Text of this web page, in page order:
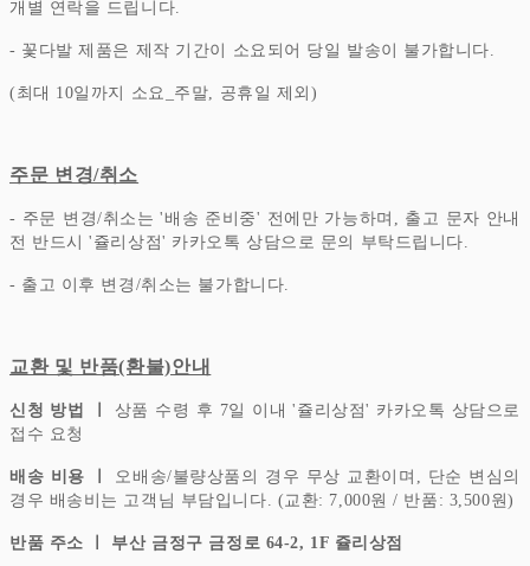
개별 연락을 드립니다.
- 꽃다발 제품은 제작 기간이 소요되어 당일 발송이 불가합니다.
(최대 10일까지 소요_주말, 공휴일 제외)
주문 변경/취소
- 주문 변경/취소는 '배송 준비중' 전에만 가능하며, 출고 문자 안내
전 반드시 '쥴리상점' 카카오톡 상담으로 문의 부탁드립니다.
- 출고 이후 변경/취소는 불가합니다.
교환 및 반품(환불)안내
신청 방법 ㅣ 상품 수령 후 7일 이내 '쥴리상점' 카카오톡 상담으로
접수 요청
배송 비용 ㅣ
오배송/불량상품의 경우 무상 교환이며, 단순 변심의
경우 배송비는 고객님 부담입니다. (교환: 7,000원 / 반품: 3,500원)
반품 주소 ㅣ 부산 금정구 금정로 64-2, 1F 쥴리상점